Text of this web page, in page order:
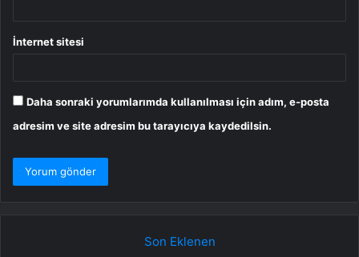
İnternet sitesi
Daha sonraki yorumlarımda kullanılması için adım, e-posta
adresim ve site adresim bu tarayıcıya kaydedilsin.
Son Eklenen